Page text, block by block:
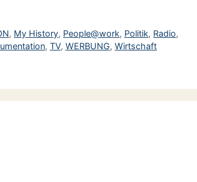
, My History, People@work, Politik, Radio,
, TV, WERBUNG, Wirtschaft